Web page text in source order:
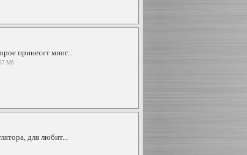
принесет мног...
Мб
для любит...